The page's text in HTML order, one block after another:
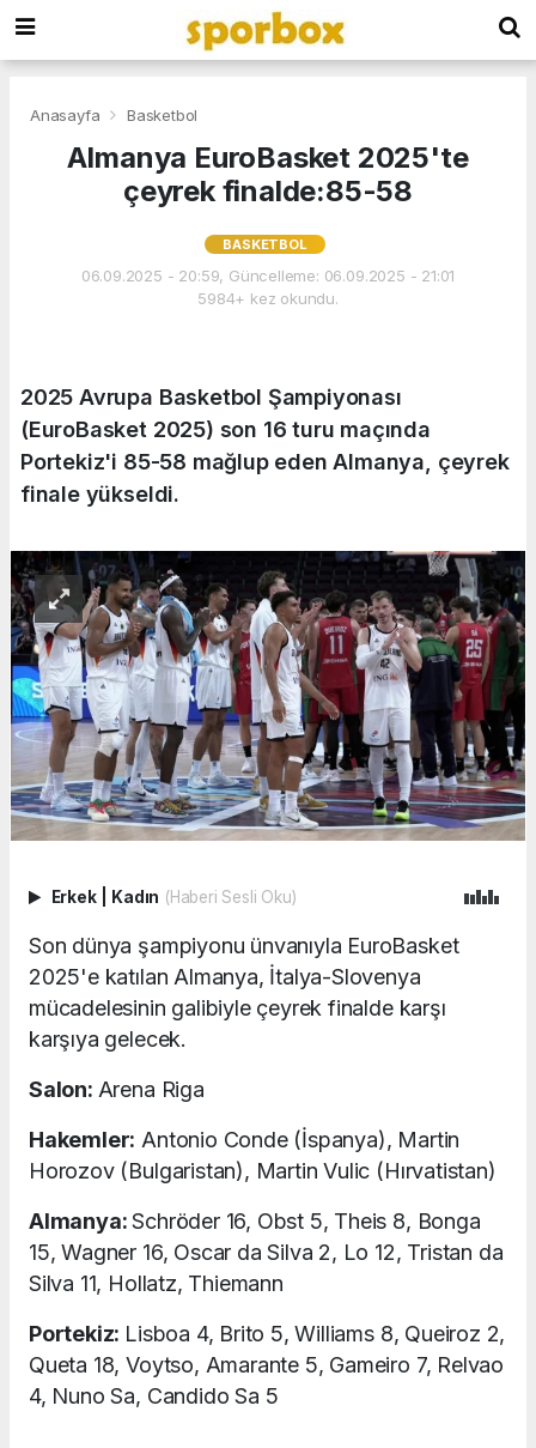
Anasayfa Basketbol
Almanya EuroBasket 2025'te
çeyrek finalde:85-58
BASKETBOL
06.09.2025 - 20:59, Güncelleme: 06.09.2025 - 21:01
5984+ kez okundu.
2025 Avrupa Basketbol Şampiyonası
(EuroBasket 2025) son 16 turu maçında
Portekiz'i 85-58 mağlup eden Almanya, çeyrek
finale yükseldi.
Erkek Kadın (Haberi Sesli Oku)
Son dünya şampiyonu ünvanıyla EuroBasket
2025'e katılan Almanya, İtalya-Slovenya
mücadelesinin galibiyle çeyrek finalde karşı
karşıya gelecek.
Salon: Arena Riga
Hakemler: Antonio Conde (İspanya), Martin
Horozov (Bulgaristan), Martin Vulic (Hırvatistan)
Almanya:Schröder 16, Obst 5, Theis 8, Bonga
15, Wagner 16, Oscar da Silva 2, Lo 12, Tristan da
Silva 11, Hollatz, Thiemann
Portekiz: Lisboa 4, Brito 5, Williams 8, Queiroz 2,
Queta 18, Voytso, Amarante 5, Gameiro 7, Relvao
4, Nuno Sa, Candido Sa 5